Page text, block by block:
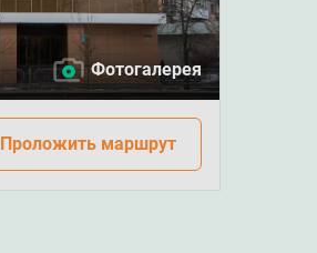
Фотогалерея
Проложить маршрут